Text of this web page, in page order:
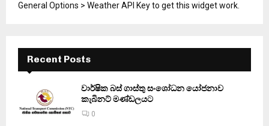
General Options > Weather API Key to get this widget work.
Recent Posts
වාර්ෂික බස් ගාස්තු සංශෝධන යෝජනාව
කැබිනට් මණ්ඩලයට
0